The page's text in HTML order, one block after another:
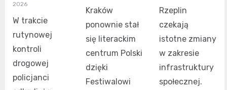
2026
W trakcie
rutynowej
kontroli
drogowej
policjanci
Kraków
ponownie stał
się literackim
centrum Polski
dzięki
Festiwalowi
Rzeplin
czekają
istotne zmiany
w zakresie
infrastruktury
społecznej.